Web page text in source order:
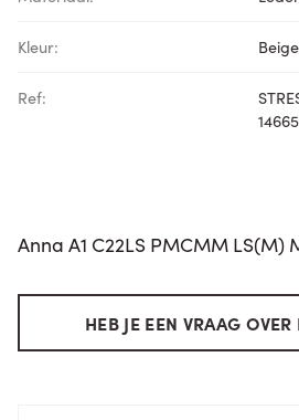
Kleur: Beige
Ref:
Anna A1 C22LS PMCMM LS(M)
HEB JE EEN VRAAG